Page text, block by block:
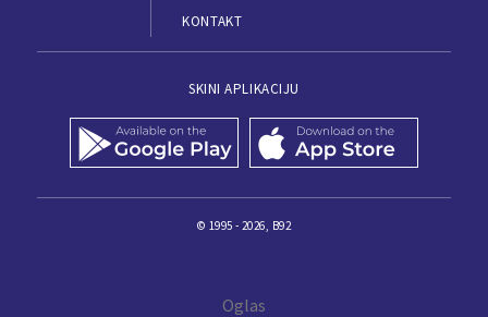
KONTAKT
SKINI APLIKACIJU
© 1995 - 2026, B92